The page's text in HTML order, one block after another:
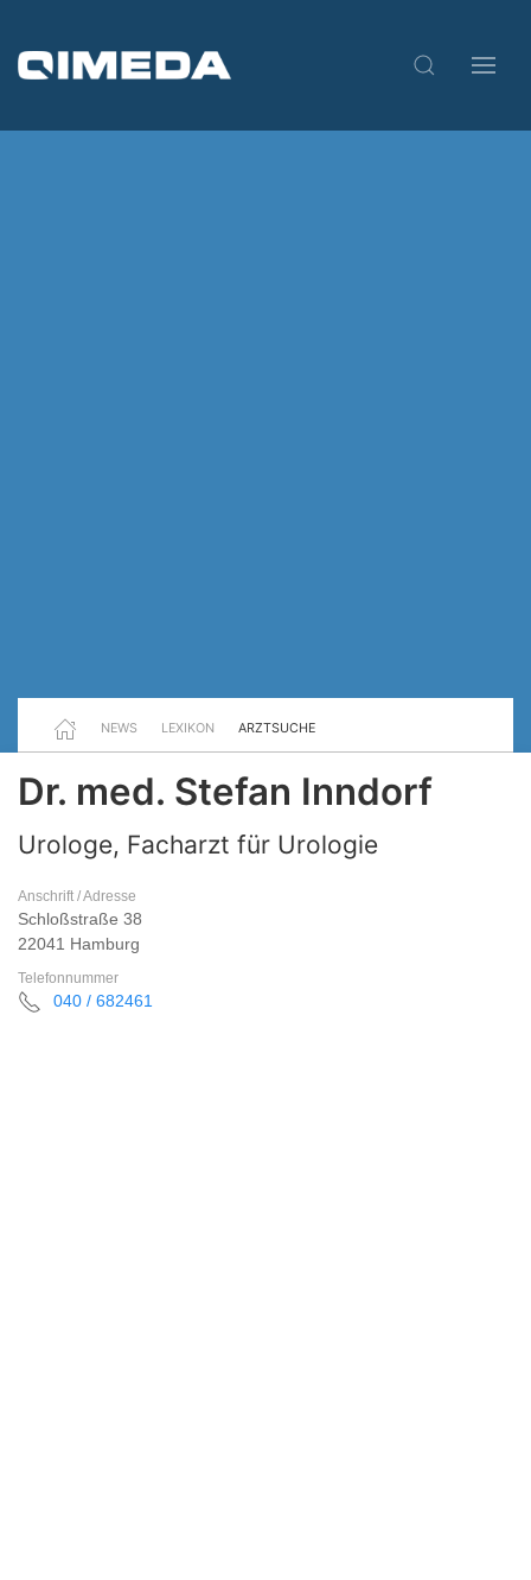
NEWS LEXIKON ARZTSUCHE
Dr. med. Stefan Inndorf
Urologe, Facharzt für Urologie
Anschrift / Adresse
Schloßstraße 38
22041 Hamburg
Telefonnummer
040 / 682461